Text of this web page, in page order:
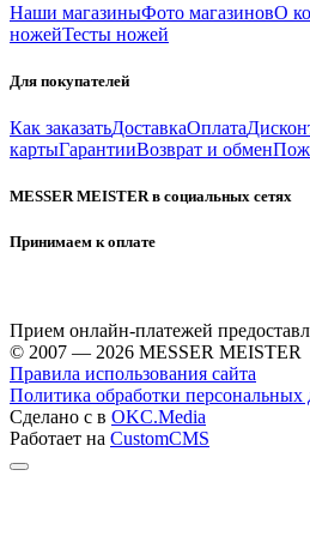
Наши магазиныФото магазиновО
ножейТесты ножей
Для покупателей
Как заказатьДоставкаОплата
картыГарантииВозврат и обмен
MESSER MEISTER в социальных сетях
Принимаем к оплате
Прием онлайн-платежей
© 2007 — 2026 MESSER MEISTER
Правила использования сайта
Политика обработки
Сделано с в OKC.Media
Работает на CustomCMS